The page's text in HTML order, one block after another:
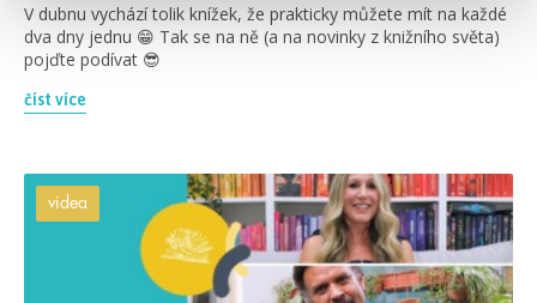
V dubnu vychází tolik knížek, že prakticky můžete mít na každé
dva dny jednu 😁 Tak se na ně (a na novinky z knižního světa)
pojďte podívat 😎
číst více
videa